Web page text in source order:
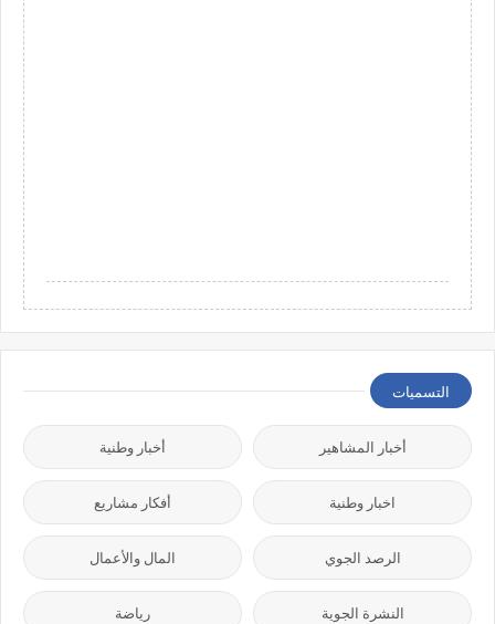
التسميات
أخبار المشاهير أخبار وطنية
اخبار وطنية أفكار مشاريع
الرصد الجوي المال والأعمال
النشرة الجوية رياضة